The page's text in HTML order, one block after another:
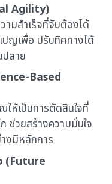
Agility)
ามสำเร็จที่จับต้องได้
ญเพื่อ ปรับทิศทางได้
ลาย
Based
ห้เป็นการตัดสินใจที่
ช่วยสร้างความมั่นใจ
งมีหลักการ
(Future